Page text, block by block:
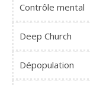
Contrôle mental
Deep Church
Dépopulation